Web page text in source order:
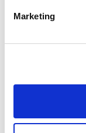
Marketing